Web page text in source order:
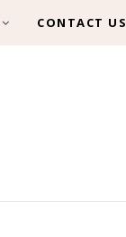
CONTACT US